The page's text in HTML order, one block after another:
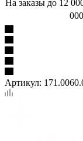
На заказы до 12
Артикул: